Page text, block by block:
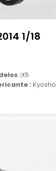
1/18
:X5
: Kyosho